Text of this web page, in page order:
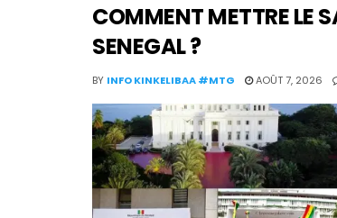
COMMENT METTRE LE
SENEGAL ?
BY INFO KINKELIBAA #MTG AOÛT 7, 2026